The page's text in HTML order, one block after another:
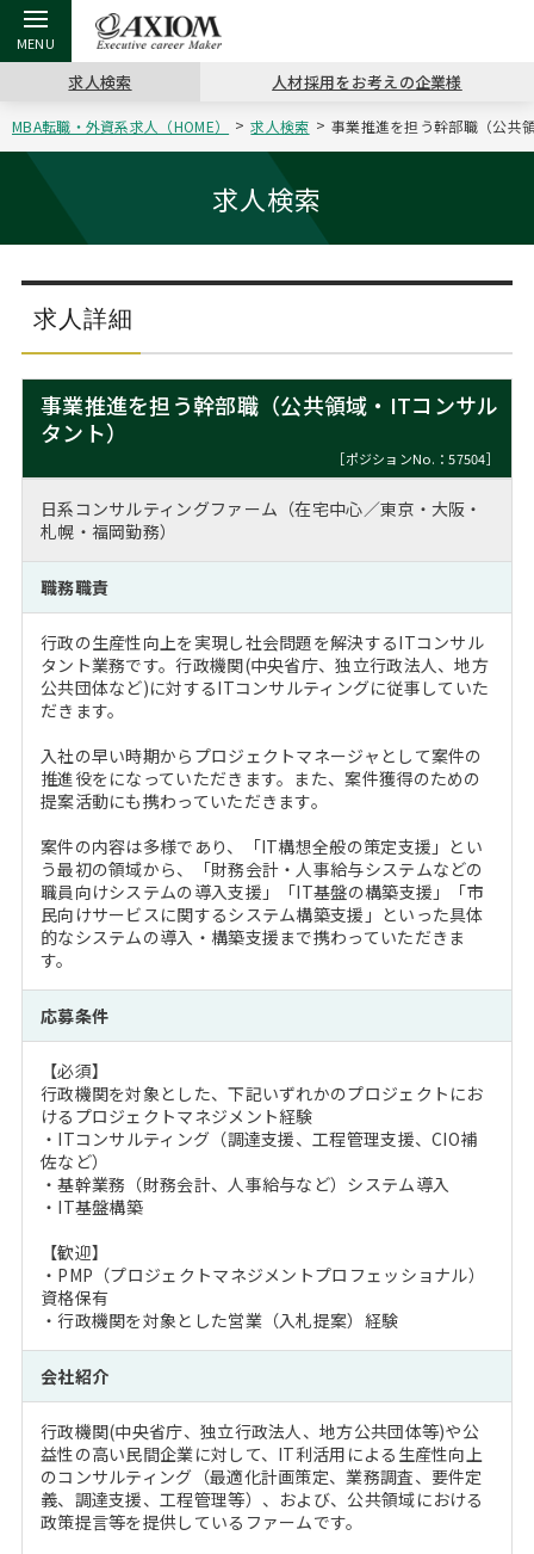
戻る
アクシアムの特長
戻る
コンサ
サービス案内
戻る
キャリ
コンサルタントの紹介
戻る
キャリア支援 TOP
キャリアデザイン講座
（最新求人市場動向）
戻る
MBAの
ステージ別アドバイス
MBAの転職事例
MBA留学生数の推移
戻る
日本か
MBAを生かす求人特集
年齢と年収の相関図
戻る
転職ツール TOP
英文レジュメの書き方
戻る
パワー
職務経歴書の書き方
よくある面接Q&A集
戻る
転職コラム TOP
“展”職相談室
転職市場の明日をよめ
転職成功への4つの鍵
戻る
イベント・セミナー TOP
ジョブフェア
キャリアデザインセミナー
キャリアフォーラム
MBA NETWORKING
戻る
会社概要 TOP
沿革
主なクライアント
採用情報
求人検索 人材採用をお考えの企業様
MBA転職・外資系求人（HOME） 求人検索 事業推進を担う幹部職（公共
求人検索
求人詳細
事業推進を担う幹部職（公共領域・ITコンサル
タント）
［ポジションNo.：57504］
日系コンサルティングファーム（在宅中心／東京・大阪・
札幌・福岡勤務）
職務職責
行政の生産性向上を実現し社会問題を解決するITコンサル
タント業務です。行政機関(中央省庁、独立行政法人、地方
公共団体など)に対するITコンサルティングに従事していた
だきます。
入社の早い時期からプロジェクトマネージャとして案件の
推進役をになっていただきます。また、案件獲得のための
提案活動にも携わっていただきます。
案件の内容は多様であり、「IT構想全般の策定支援」とい
う最初の領域から、「財務会計・人事給与システムなどの
職員向けシステムの導入支援」「IT基盤の構築支援」「市
民向けサービスに関するシステム構築支援」といった具体
的なシステムの導入・構築支援まで携わっていただきま
す。
応募条件
【必須】
行政機関を対象とした、下記いずれかのプロジェクトにお
けるプロジェクトマネジメント経験
・ITコンサルティング（調達支援、工程管理支援、CIO補
佐など）
・基幹業務（財務会計、人事給与など）システム導入
・IT基盤構築
【歓迎】
・PMP（プロジェクトマネジメントプロフェッショナル）
資格保有
・行政機関を対象とした営業（入札提案）経験
会社紹介
行政機関(中央省庁、独立行政法人、地方公共団体等)や公
益性の高い民間企業に対して、IT利活用による生産性向上
のコンサルティング（最適化計画策定、業務調査、要件定
義、調達支援、工程管理等）、および、公共領域における
政策提言等を提供しているファームです。